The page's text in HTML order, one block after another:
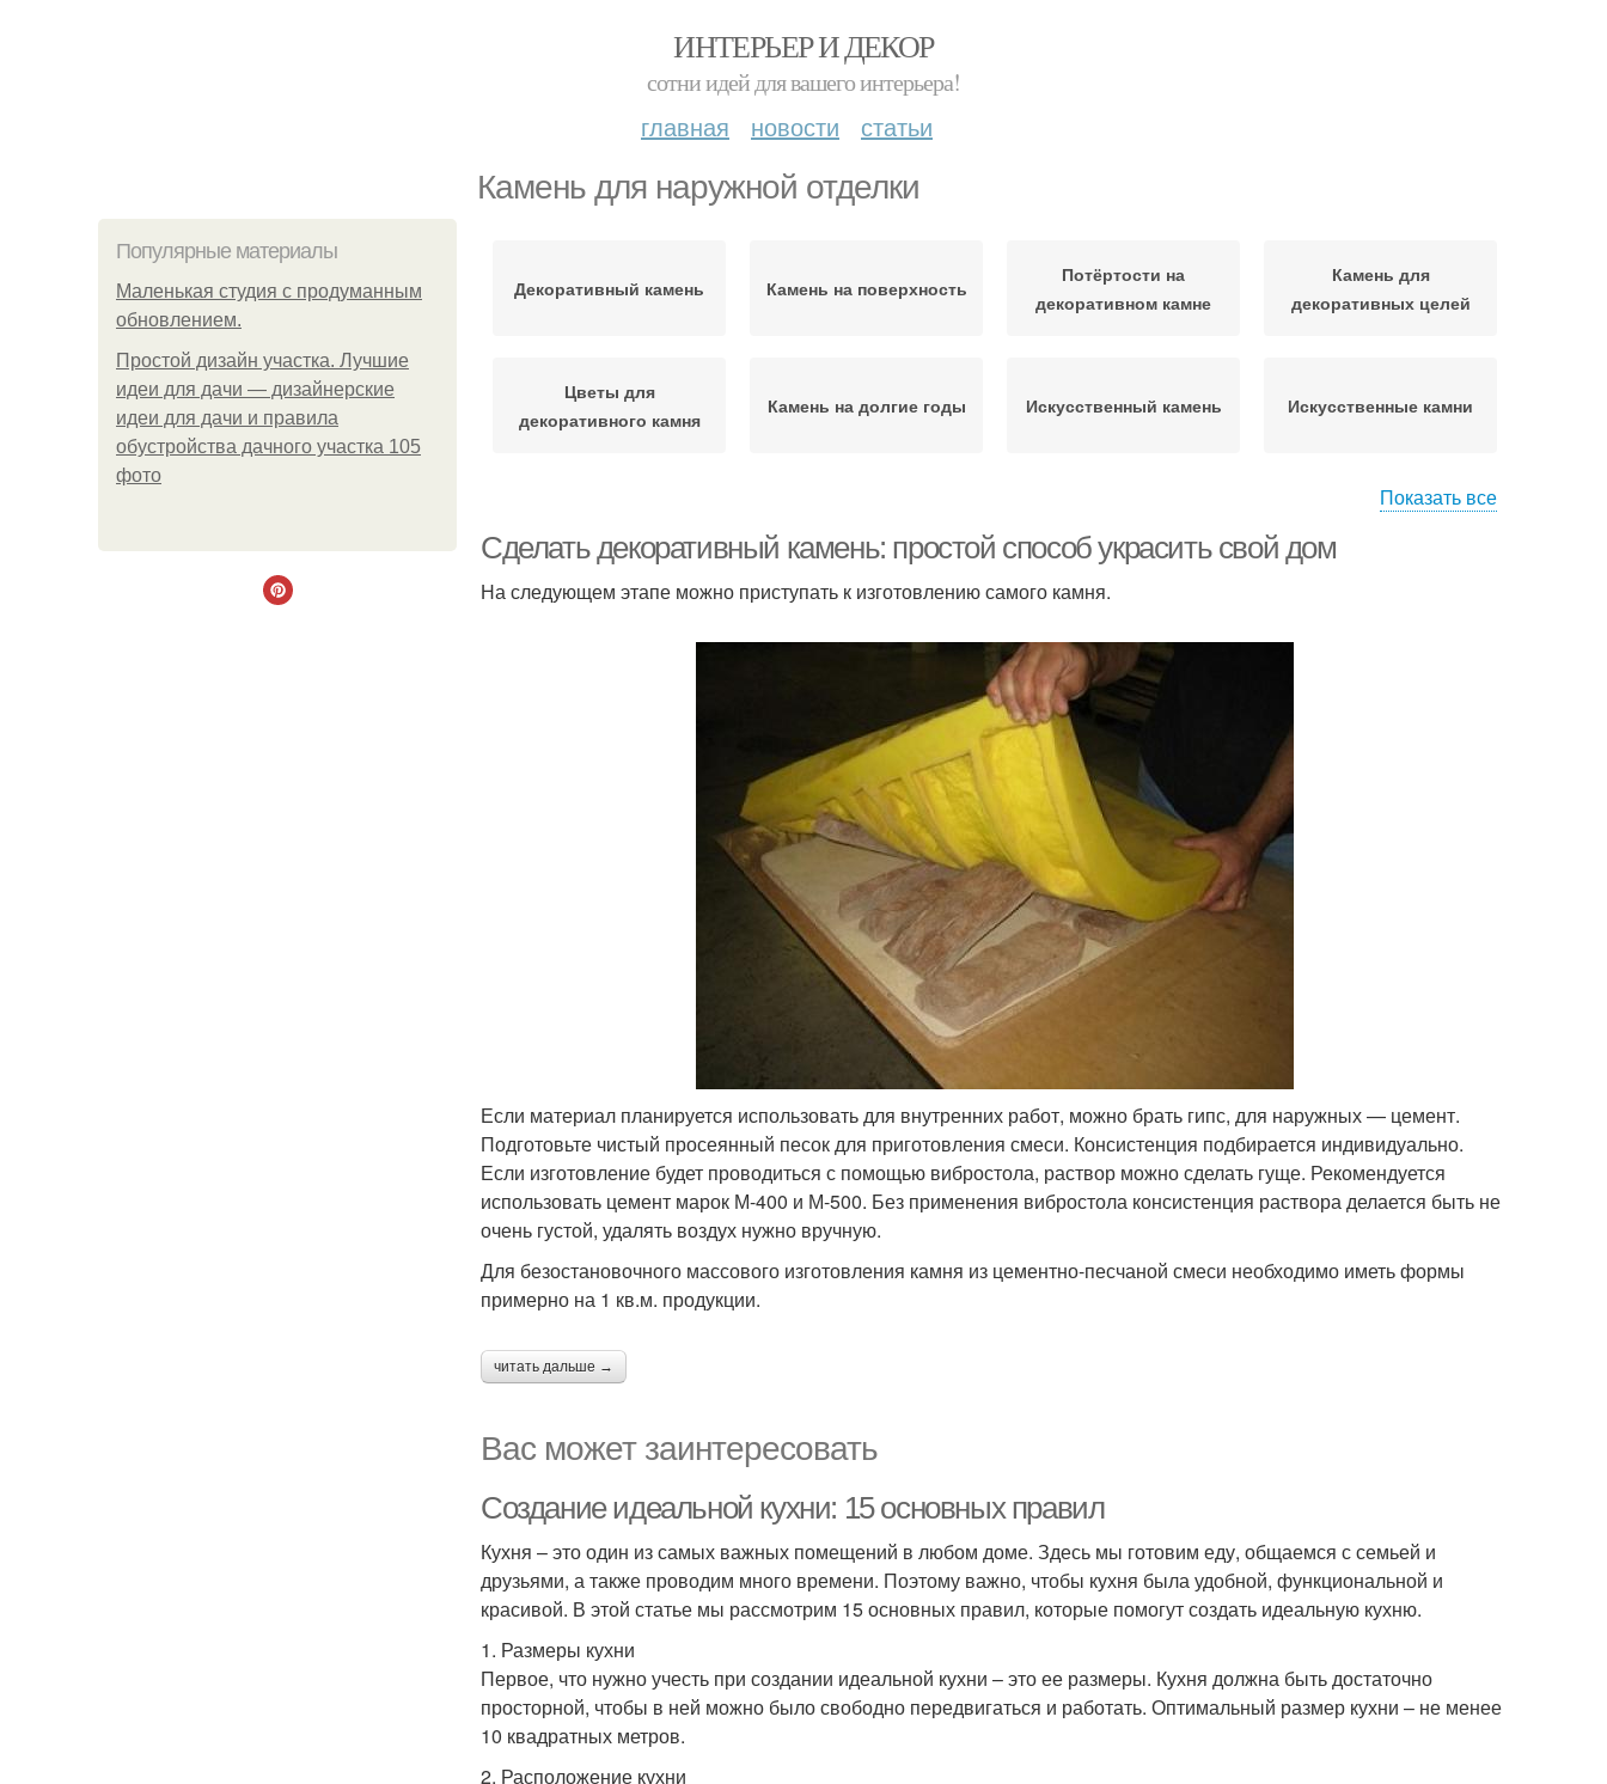
ИНТЕРЬЕР И ДЕКОР
сотни идей для вашего интерьера!
главная новости статьи
Камень для наружной отделки
Популярные материалы
Маленькая студия с продуманным
обновлением.
Простой дизайн участка. Лучшие
идеи для дачи — дизайнерские
идеи для дачи и правила
обустройства дачного участка 105
фото
Декоративный камень Камень на поверхность
Потёртости на
декоративном камне
Камень для
декоративных целей
Цветы для
декоративного камня
Камень на долгие годы Искусственный камень Искусственные камни
Показать все
Сделать декоративный камень: простой способ украсить свой дом
На следующем этапе можно приступать к изготовлению самого камня.
Если материал планируется использовать для внутренних работ, можно брать гипс, для наружных — цемент.
Подготовьте чистый просеянный песок для приготовления смеси. Консистенция подбирается индивидуально.
Если изготовление будет проводиться с помощью вибростола, раствор можно сделать гуще. Рекомендуется
использовать цемент марок М-400 и М-500. Без применения вибростола консистенция раствора делается быть не
очень густой, удалять воздух нужно вручную.
Для безостановочного массового изготовления камня из цементно-песчаной смеси необходимо иметь формы
примерно на 1 кв.м. продукции.
читать дальше →
Вас может заинтересовать
Создание идеальной кухни: 15 основных правил
Кухня – это один из самых важных помещений в любом доме. Здесь мы готовим еду, общаемся с семьей и
друзьями, а также проводим много времени. Поэтому важно, чтобы кухня была удобной, функциональной и
красивой. В этой статье мы рассмотрим 15 основных правил, которые помогут создать идеальную кухню.
1. Размеры кухни
Первое, что нужно учесть при создании идеальной кухни – это ее размеры. Кухня должна быть достаточно
просторной, чтобы в ней можно было свободно передвигаться и работать. Оптимальный размер кухни – не менее
10 квадратных метров.
2. Расположение кухни